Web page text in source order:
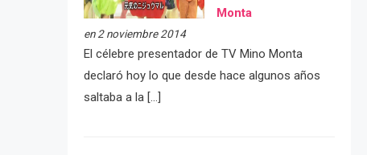
Monta
en 2 noviembre 2014
El célebre presentador de TV Mino Monta
declaró hoy lo que desde hace algunos años
saltaba a la […]